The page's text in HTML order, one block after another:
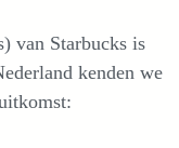
van Starbucks is
kenden we